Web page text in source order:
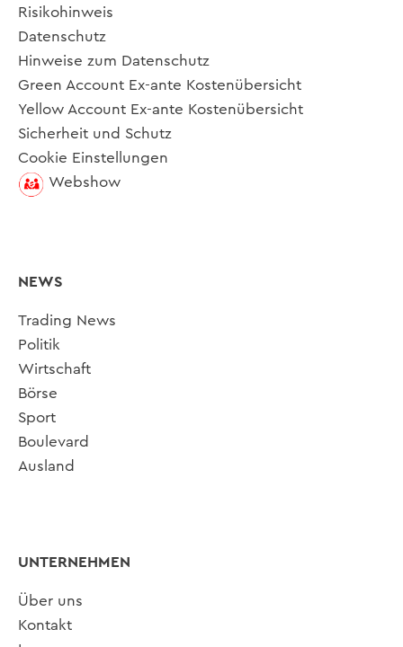
Risikohinweis
Datenschutz
Hinweise zum Datenschutz
Green Account Ex-ante Kostenübersicht
Yellow Account Ex-ante Kostenübersicht
Sicherheit und Schutz
Cookie Einstellungen
Webshow
NEWS
Trading News
Politik
Wirtschaft
Börse
Sport
Boulevard
Ausland
UNTERNEHMEN
Über uns
Kontakt